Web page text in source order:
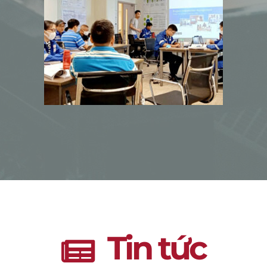
Tin tức